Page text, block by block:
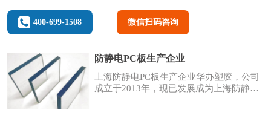
400-699-1508 微信扫码咨询
防静电PC板生产企业
上海防静电PC板生产企业华办塑胶，公司
成立于2013年，现已发展成为上海防静电